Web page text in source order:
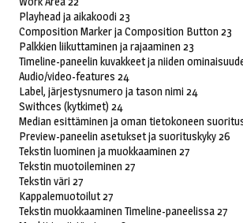
Playhead ja aikakoodi 23
Composition Marker ja Composition Button 23
Palkkien liikuttaminen ja rajaaminen 23
Timeline-paneelin kuvakkeet ja niiden
Audio/video-features 24
Label, järjestysnumero ja tason nimi 24
Swithces (kytkimet) 24
Median esittäminen ja oman tietokoneen
Preview-paneelin asetukset ja suorituskyky 26
Tekstin luominen ja muokkaaminen 27
Tekstin muotoileminen 27
Tekstin väri 27
Kappalemuotoilut 27
Tekstin muokkaaminen Timeline-paneelissa 27